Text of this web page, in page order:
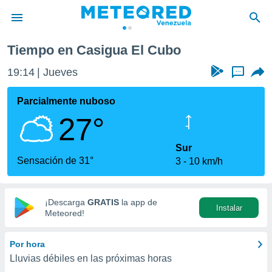
de
ha
que se
calidad.
a este
las
y
digital
basada
Tiempo en Casigua El Cubo
19:14 Jueves ...
Parcialmente nuboso
27°
Sensación de 31°
Sur
3
10 km/h
¡Descarga GRATIS la app de
Meteored!
Instalar
Por hora
Lluvias débiles en las próximas horas